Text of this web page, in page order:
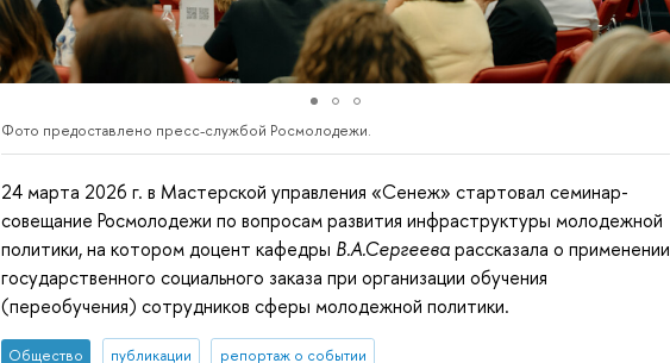
Фото предоставлено пресс-службой Росмолодежи.
24 марта 2026 г. в Мастерской управления «Сенеж» стартовал семинар-
совещание Росмолодежи по вопросам развития инфраструктуры молодежной
политики, на котором доцент кафедры В.А.Сергееварассказала о применении
государственного социального заказа при организации обучения
(переобучения) сотрудников сферы молодежной политики.
Общество публикации репортаж о событии